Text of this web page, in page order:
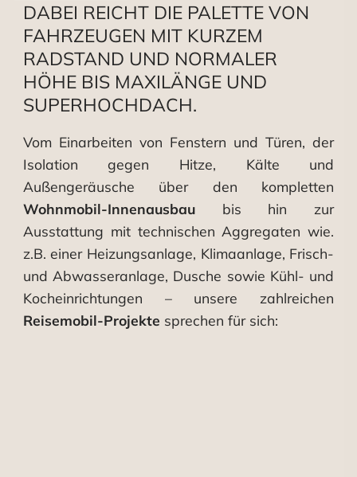
DABEI REICHT DIE PALETTE VON
FAHRZEUGEN MIT KURZEM
RADSTAND UND NORMALER
HÖHE BIS MAXILÄNGE UND
SUPERHOCHDACH.
Vom Einarbeiten von Fenstern und Türen, der
Isolation gegen Hitze, Kälte und
Außengeräusche über den kompletten
Wohnmobil-Innenausbaubis hin zur
Ausstattung mit technischen Aggregaten wie.
z.B. einer Heizungsanlage, Klimaanlage, Frisch-
und Abwasseranlage, Dusche sowie Kühl- und
Kocheinrichtungen – unsere zahlreichen
Reisemobil-Projekte sprechen für sich: